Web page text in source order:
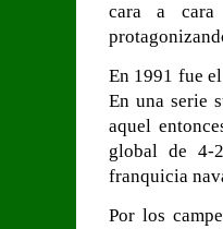
cara a cara
En 1991 fue
En una serie
aquel
global de 4-
franquicia
Por los